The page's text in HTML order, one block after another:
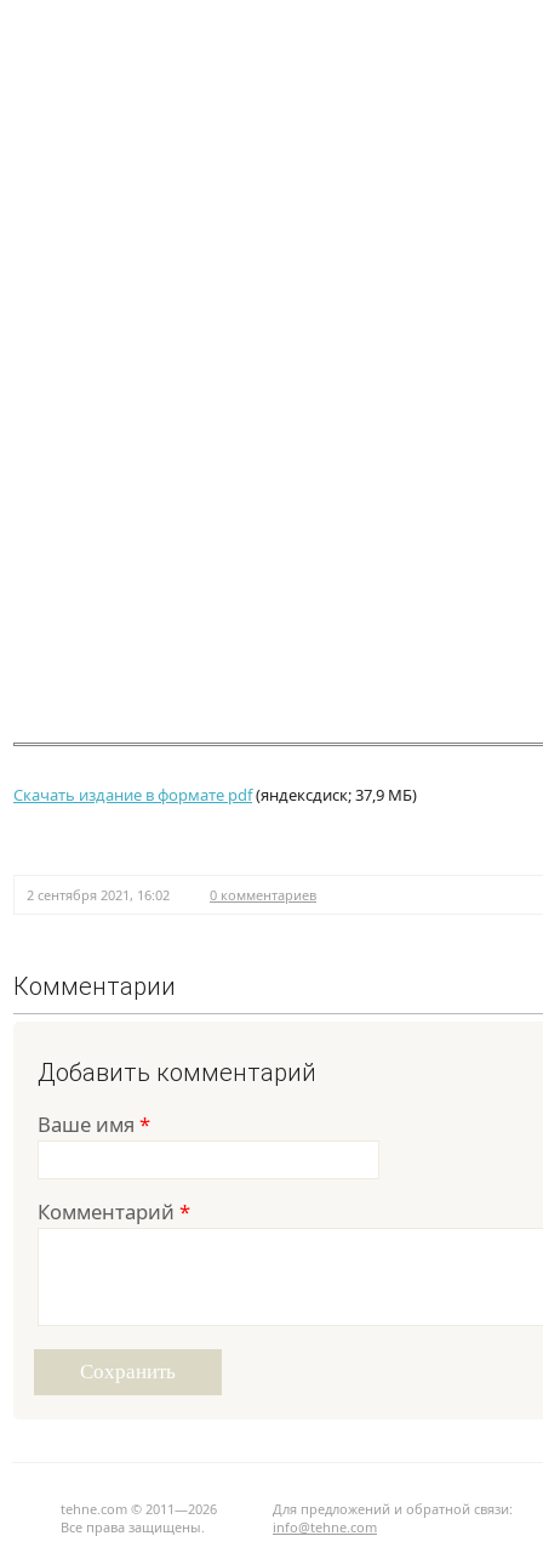
Скачать издание в формате pdf(яндексдиск; 37,9 МБ)
2 сентября 2021, 16:02 0 комментариев
Комментарии
Добавить комментарий
Ваше имя *
Комментарий *
tehne.com © 2011—2026
Все права защищены.
Для предложений и обратной связи:
info@tehne.com